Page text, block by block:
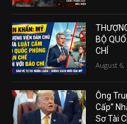
BỘ
CHÍ
August 6,
Ông
Cấp”
Sơ Tài